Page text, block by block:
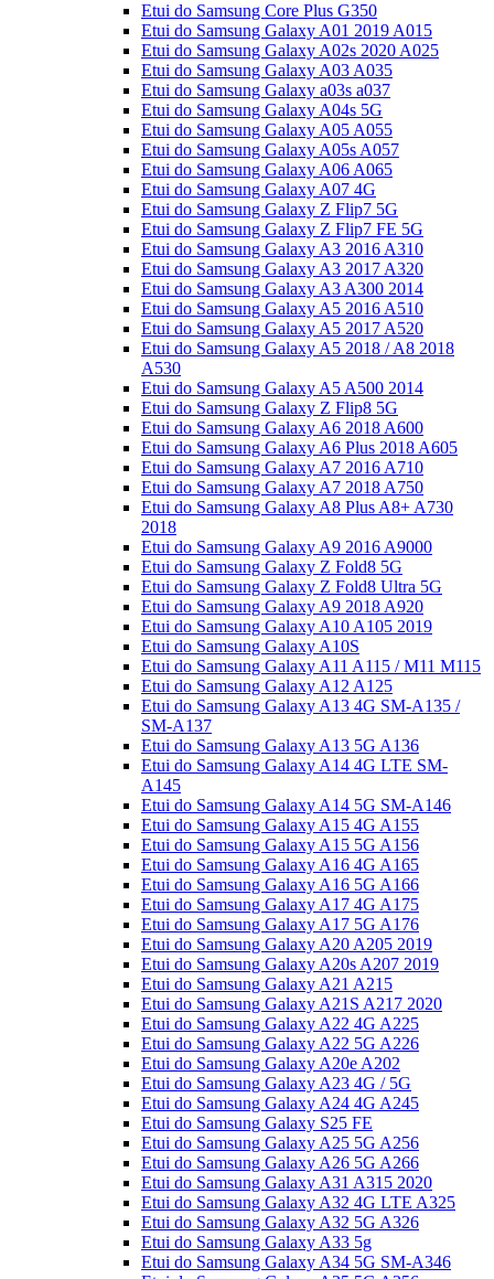
Etui do Samsung Core Plus G350
Etui do Samsung Galaxy A01 2019 A015
Etui do Samsung Galaxy A02s 2020 A025
Etui do Samsung Galaxy A03 A035
Etui do Samsung Galaxy a03s a037
Etui do Samsung Galaxy A04s 5G
Etui do Samsung Galaxy A05 A055
Etui do Samsung Galaxy A05s A057
Etui do Samsung Galaxy A06 A065
Etui do Samsung Galaxy A07 4G
Etui do Samsung Galaxy Z Flip7 5G
Etui do Samsung Galaxy Z Flip7 FE 5G
Etui do Samsung Galaxy A3 2016 A310
Etui do Samsung Galaxy A3 2017 A320
Etui do Samsung Galaxy A3 A300 2014
Etui do Samsung Galaxy A5 2016 A510
Etui do Samsung Galaxy A5 2017 A520
Etui do Samsung Galaxy A5 2018 / A8 2018
A530
Etui do Samsung Galaxy A5 A500 2014
Etui do Samsung Galaxy Z Flip8 5G
Etui do Samsung Galaxy A6 2018 A600
Etui do Samsung Galaxy A6 Plus 2018 A605
Etui do Samsung Galaxy A7 2016 A710
Etui do Samsung Galaxy A7 2018 A750
Etui do Samsung Galaxy A8 Plus A8+ A730
2018
Etui do Samsung Galaxy A9 2016 A9000
Etui do Samsung Galaxy Z Fold8 5G
Etui do Samsung Galaxy Z Fold8 Ultra 5G
Etui do Samsung Galaxy A9 2018 A920
Etui do Samsung Galaxy A10 A105 2019
Etui do Samsung Galaxy A10S
Etui do Samsung Galaxy A11 A115 / M11 M115
Etui do Samsung Galaxy A12 A125
Etui do Samsung Galaxy A13 4G SM-A135 /
SM-A137
Etui do Samsung Galaxy A13 5G A136
Etui do Samsung Galaxy A14 4G LTE SM-
A145
Etui do Samsung Galaxy A14 5G SM-A146
Etui do Samsung Galaxy A15 4G A155
Etui do Samsung Galaxy A15 5G A156
Etui do Samsung Galaxy A16 4G A165
Etui do Samsung Galaxy A16 5G A166
Etui do Samsung Galaxy A17 4G A175
Etui do Samsung Galaxy A17 5G A176
Etui do Samsung Galaxy A20 A205 2019
Etui do Samsung Galaxy A20s A207 2019
Etui do Samsung Galaxy A21 A215
Etui do Samsung Galaxy A21S A217 2020
Etui do Samsung Galaxy A22 4G A225
Etui do Samsung Galaxy A22 5G A226
Etui do Samsung Galaxy A20e A202
Etui do Samsung Galaxy A23 4G / 5G
Etui do Samsung Galaxy A24 4G A245
Etui do Samsung Galaxy S25 FE
Etui do Samsung Galaxy A25 5G A256
Etui do Samsung Galaxy A26 5G A266
Etui do Samsung Galaxy A31 A315 2020
Etui do Samsung Galaxy A32 4G LTE A325
Etui do Samsung Galaxy A32 5G A326
Etui do Samsung Galaxy A33 5g
Etui do Samsung Galaxy A34 5G SM-A346